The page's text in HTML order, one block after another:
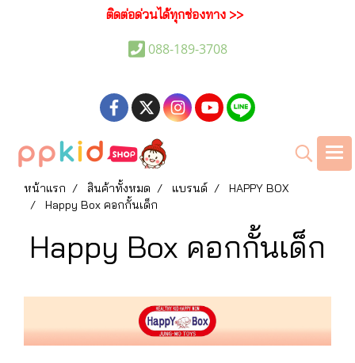
ติดต่อด่วนได้ทุกช่องทาง >>
088-189-3708
หน้าแรก สินค้าทั้งหมด แบรนด์
HAPPY BOX
Happy Box คอกกั้นเด็ก
Happy Box คอกกั้นเด็ก